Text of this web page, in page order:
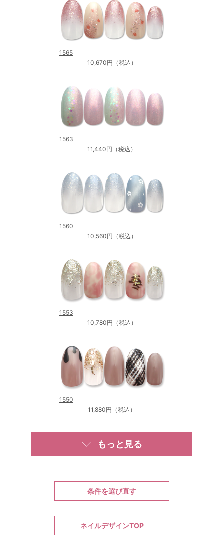
1565
10,670円（税込）
1563
11,440円（税込）
1560
10,560円（税込）
1553
10,780円（税込）
1550
11,880円（税込）
もっと見る
条件を選び直す
ネイルデザインTOP